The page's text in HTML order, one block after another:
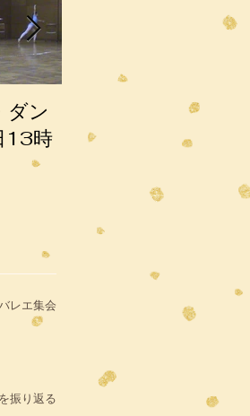
ダン
13時
第3回目の発表会は
1998年でした。
レエ集会
振り返る